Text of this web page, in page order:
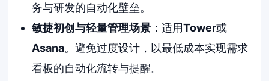
务与研发的自动化壁垒。
敏捷初创与轻量管理场景： 适用Tower或
Asana。避免过度设计，以最低成本实现需求
看板的自动化流转与提醒。